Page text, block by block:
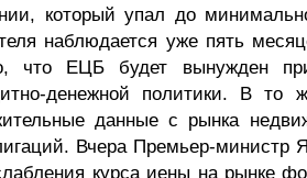
который упал до
наблюдается уже пять
что ЕЦБ будет вынужден
денежной политики. В то
данные с рынка
Вчера Премьер-министр
курса иены на рынке